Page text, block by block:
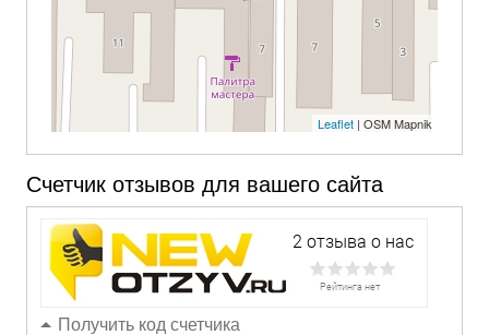
Leaflet| OSM Mapnik
Счетчик отзывов для вашего сайта
Получить код счетчика